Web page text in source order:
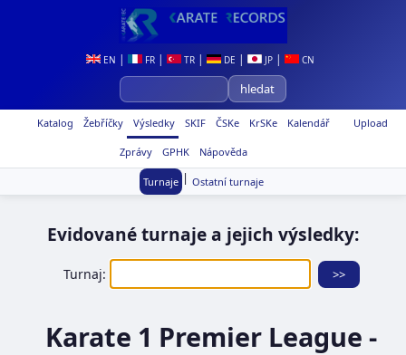
EN | FR | TR | DE | JP | CN
Upload
Katalog Žebříčky Výsledky SKIF ČSKe KrSKe Kalendář
Zprávy GPHK Nápověda
Turnaje | Ostatní turnaje
Evidované turnaje a jejich výsledky:
Turnaj:
Karate 1 Premier League -